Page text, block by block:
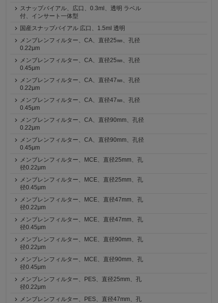
スナップバイアル、広口、0.3ml、透明 ラベル
付、インサート一体型
国産スナップバイアル 広口、1.5ml 透明
メンブレンフィルター、CA、直径25㎜、孔径
0.22μm
メンブレンフィルター、CA、直径25㎜、孔径
0.45μm
メンブレンフィルター、CA、直径47㎜、孔径
0.22μm
メンブレンフィルター、CA、直径47㎜、孔径
0.45μm
メンブレンフィルター、CA、直径90mm、孔径
0.22μm
メンブレンフィルター、CA、直径90mm、孔径
0.45μm
メンブレンフィルター、MCE、直径25mm、孔
径0.22μm
メンブレンフィルター、MCE、直径25mm、孔
径0.45μm
メンブレンフィルター、MCE、直径47mm、孔
径0.22μm
メンブレンフィルター、MCE、直径47mm、孔
径0.45μm
メンブレンフィルター、MCE、直径90mm、孔
径0.22μm
メンブレンフィルター、MCE、直径90mm、孔
径0.45μm
メンブレンフィルター、PES、直径25mm、孔
径0.22μm
メンブレンフィルター、PES、直径47mm、孔